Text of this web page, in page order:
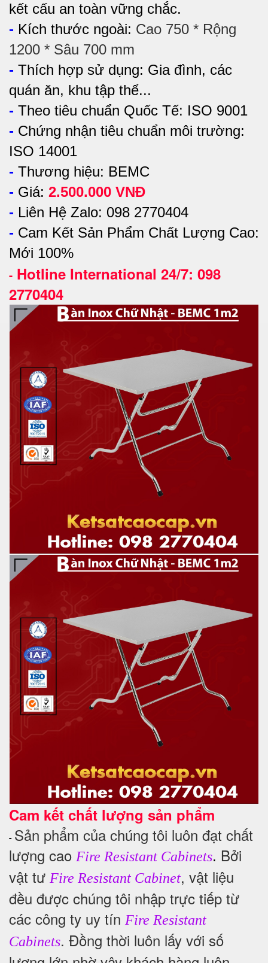
kết cấu an toàn vững chắc.
- Kích thước ngoài: Cao 750 * Rộng
1200 * Sâu 700 mm
- Thích hợp sử dụng: Gia đình, các
quán ăn, khu tập thể...
- Theo tiêu chuẩn Quốc Tế: ISO 9001
- Chứng nhận tiêu chuẩn môi trường:
ISO 14001
- Thương hiệu: BEMC
- Giá: 2.500.000 VNĐ
- Liên Hệ Zalo: 098 2770404
- Cam Kết Sản Phẩm Chất Lượng Cao:
Mới 100%
- Hotline International 24/7: 098
2770404
Cam kết chất lượng sản phẩm
- Sản phẩm của chúng tôi luôn đạt chất
lượng cao Fire Resistant Cabinets. Bởi
vật tư Fire Resistant Cabinet, vật liệu
đều được chúng tôi nhập trực tiếp từ
các công ty uy tín Fire Resistant
Cabinets. Đồng thời luôn lấy với số